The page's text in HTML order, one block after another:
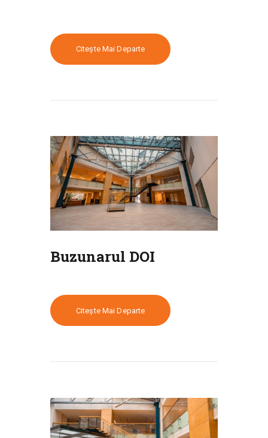
Citește Mai Departe
Buzunarul DOI
Citește Mai Departe